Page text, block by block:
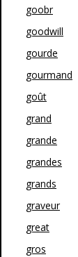
goobr
goodwill
gourde
gourmand
goût
grand
grande
grandes
grands
graveur
great
gros